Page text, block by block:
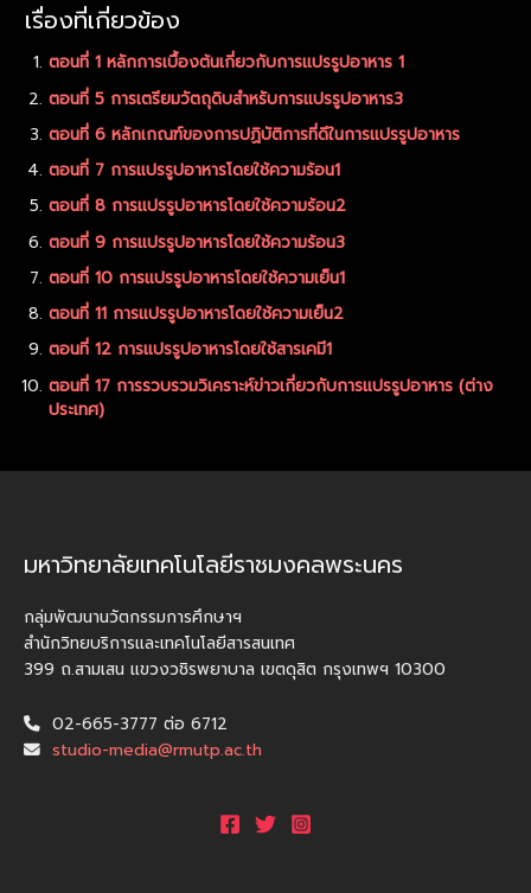
เรื่องที่เกี่ยวข้อง
ตอนที่ 1 หลักการเบื้องต้นเกี่ยวกับการแปรรูปอาหาร 1
ตอนที่ 5 การเตรียมวัตถุดิบสำหรับการแปรรูปอาหาร3
ตอนที่ 6 หลักเกณฑ์ของการปฏิบัติการที่ดีในการแปรรูปอาหาร
ตอนที่ 7 การแปรรูปอาหารโดยใช้ความร้อน1
ตอนที่ 8 การแปรรูปอาหารโดยใช้ความร้อน2
ตอนที่ 9 การแปรรูปอาหารโดยใช้ความร้อน3
ตอนที่ 10 การแปรรูปอาหารโดยใช้ความเย็น1
ตอนที่ 11 การแปรรูปอาหารโดยใช้ความเย็น2
ตอนที่ 12 การแปรรูปอาหารโดยใช้สารเคมี1
ตอนที่ 17 การรวบรวมวิเคราะห์ข่าวเกี่ยวกับการแปรรูปอาหาร (ต่าง
ประเทศ)
มหาวิทยาลัยเทคโนโลยีราชมงคลพระนคร
กลุ่มพัฒนานวัตกรรมการศึกษาฯ
สำนักวิทยบริการและเทคโนโลยีสารสนเทศ
399 ถ.สามเสน แขวงวชิรพยาบาล เขตดุสิต กรุงเทพฯ 10300
02-665-3777 ต่อ 6712
studio-media@rmutp.ac.th